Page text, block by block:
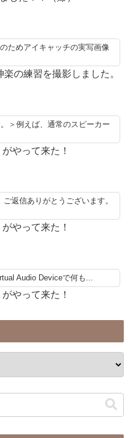
ためアイキャッチの実写画像
の練習を撮影しました。
＞例えば、通常のスピーカー
やって来た！
返信ありがとうございます。
やって来た！
Audio Deviceで何も...
やって来た！